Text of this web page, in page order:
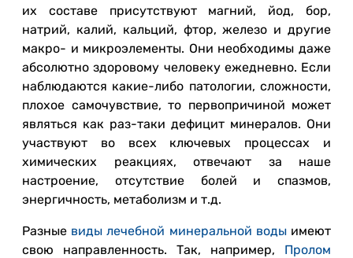
их составе присутствуют магний, йод, бор,
натрий, калий, кальций, фтор, железо и другие
макро- и микроэлементы. Они необходимы даже
абсолютно здоровому человеку ежедневно. Если
наблюдаются какие-либо патологии, сложности,
плохое самочувствие, то первопричиной может
являться как раз-таки дефицит минералов. Они
участвуют во всех ключевых процессах и
химических реакциях, отвечают за наше
настроение, отсутствие болей и спазмов,
энергичность, метаболизм и т.д.
Разные виды лечебной минеральной водыимеют
свою направленность. Так, например, Пролом